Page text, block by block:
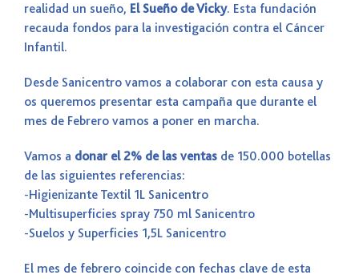
realidad un sueño, El Sueño de Vicky. Esta fundación
recauda fondos para la investigación contra el Cáncer
Infantil.
Desde Sanicentro vamos a colaborar con esta causa y
os queremos presentar esta campaña que durante el
mes de Febrero vamos a poner en marcha.
Vamos a donar el 2% de las ventas de 150.000 botellas
de las siguientes referencias:
-Higienizante Textil 1L Sanicentro
-Multisuperficies spray 750 ml Sanicentro
-Suelos y Superficies 1,5L Sanicentro
El mes de febrero coincide con fechas clave de esta